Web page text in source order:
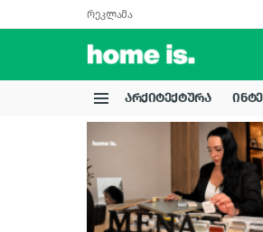
რეკლამა
ᲐᲠᲥᲘᲢᲔᲥᲢᲣᲠᲐ
STORIES